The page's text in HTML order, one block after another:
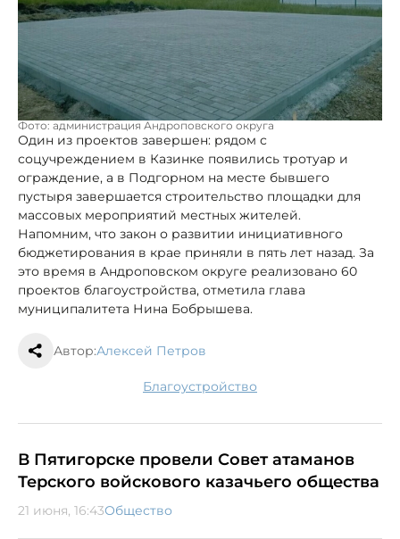
Фото: администрация Андроповского округа
Один из проектов завершен: рядом с
соцучреждением в Казинке появились тротуар и
ограждение, а в Подгорном на месте бывшего
пустыря завершается строительство площадки для
массовых мероприятий местных жителей.
Напомним, что закон о развитии инициативного
бюджетирования в крае приняли в пять лет назад. За
это время в Андроповском округе реализовано 60
проектов благоустройства, отметила глава
муниципалитета Нина Бобрышева.
Автор:Алексей Петров
благоустройство
В Пятигорске провели Совет атаманов
Терского войскового казачьего общества
21 июня, 16:43Общество